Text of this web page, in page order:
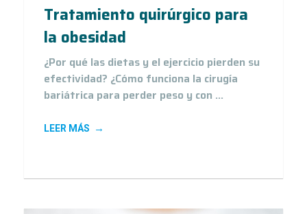
Tratamiento quirúrgico para
la obesidad
¿Por qué las dietas y el ejercicio pierden su
efectividad? ¿Cómo funciona la cirugía
bariátrica para perder peso y con ...
LEER MÁS